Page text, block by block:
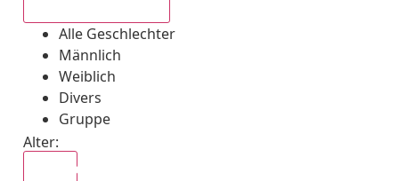
Alle Geschlechter
Männlich
Weiblich
Divers
Gruppe
Alter: